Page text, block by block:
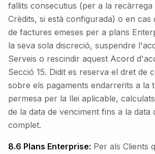
fallits consecutius (per a la recàrrega
Crèdits, si està configurada) o en cas
de factures emeses per a plans
la seva sola discreció, suspendre
Serveis o rescindir aquest Acord
Secció 15. Didit es reserva el dret de
sobre els pagaments endarrerits a la
permesa per la llei aplicable,
de la data de venciment fins a la data
complet.
8.6 Plans Enterprise: Per als Clients